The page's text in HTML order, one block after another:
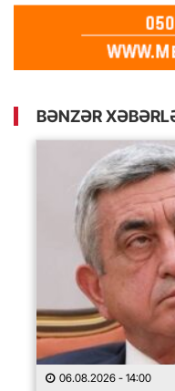
BƏNZƏR
06.08.2026 - 14:00